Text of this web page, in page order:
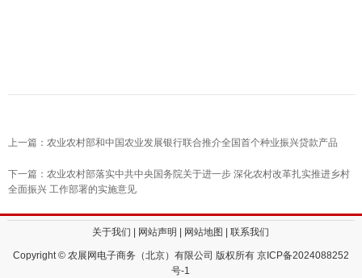
上一篇：农业农村部和中国农业发展银行联合推介全国首个种业振兴贷款产品
下一篇：农业农村部落实中共中央国务院关于进一步 深化农村改革扎实推进乡村
全面振兴 工作部署的实施意见
关于我们 网站声明 网站地图 |联系我们
Copyright © 农展网电子商务（北京）有限公司 版权所有 京ICP备2024088252
号-1